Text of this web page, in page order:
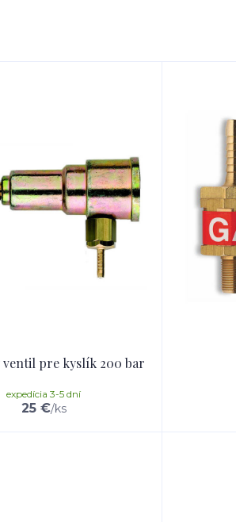
ventil pre kyslík 200 bar
25 €/ks
expedícia 3-5 dní